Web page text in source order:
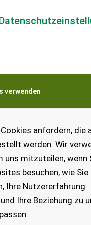
verwenden
anfordern, die
werden. Wir
uns mitzuteilen, wenn
besuchen, wie
Ihre Nutzererfahrung
Ihre Beziehung zu
Land- und
Tiertransporte
Ort